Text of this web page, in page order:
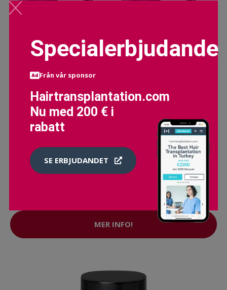
CLUMP DEFY MASCARA DUO, MAX FACTOR MAKEUP -
MER INFO!
Specialerbjudande
Från vår sponsor
Hairtransplantation.com
Nu med 200 € i
rabatt
SE ERBJUDANDET